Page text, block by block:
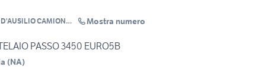
CAMION
Mostra numero
PASSO 3450 EURO5B
(NA)